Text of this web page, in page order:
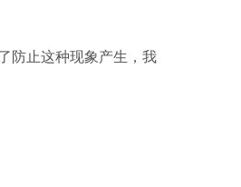
防止这种现象产生，我